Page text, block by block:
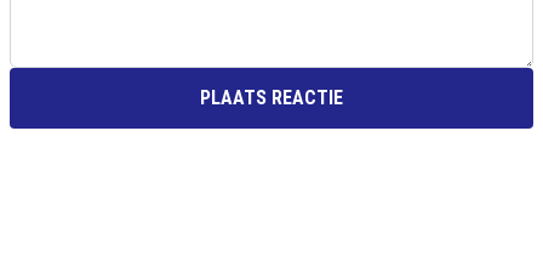
PLAATS REACTIE